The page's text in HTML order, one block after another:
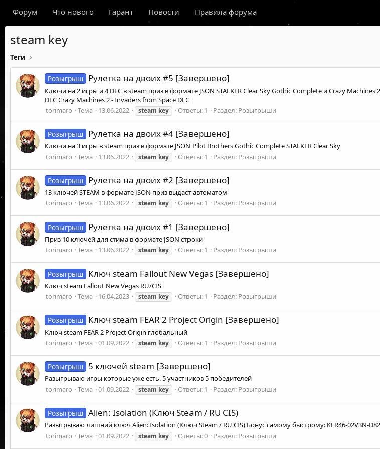
Форум Что нового Гарант Новости Правила форума
steam key
Теги
Розыгрыш Рулетка на двоих #5 [Завершено]
Ключи на 2 игры и 4 DLC в steam приз в формате JSON STALKER Clear Sky Gothic Complete и Crazy
DLC Crazy Machines 2 - Invaders from Space DLC
torimaro
Тема 13.06.2022 steam key Ответы: 1 Раздел: Розыгрыши
Розыгрыш Рулетка на двоих #4 [Завершено]
Ключи на 3 игры в steam приз в формате JSON Pilot Brothers Gothic Complete STALKER Clear Sky
torimaro
Тема 13.06.2022 steam key Ответы: 1 Раздел: Розыгрыши
Розыгрыш Рулетка на двоих #2 [Завершено]
13 ключей STEAM в формате JSON приз выдаст автоматом
torimaro
Тема 13.06.2022 steam key Ответы: 1 Раздел: Розыгрыши
Розыгрыш Рулетка на двоих #1 [Завершено]
Приз 10 ключей для стима в формате JSON строки
torimaro
Тема 13.06.2022 steam key Ответы: 1 Раздел: Розыгрыши
Розыгрыш Ключ steam Fallout New Vegas [Завершено]
Ключ steam Fallout New Vegas RU/CIS
torimaro
Тема 16.04.2023 steam key Ответы: 1 Раздел: Розыгрыши
Розыгрыш Ключ steam FEAR 2 Project Origin [Завершено]
Ключ steam FEAR 2 Project Origin глобальный
torimaro
Тема 01.09.2022 steam key Ответы: 1 Раздел: Розыгрыши
Розыгрыш 5 ключей steam [Завершено]
Разыгрываю игры которые уже есть. 5 участников 5 победителей
torimaro
Тема 01.09.2022 steam key Ответы: 1 Раздел: Розыгрыши
Розыгрыш Alien: Isolation (Ключ Steam / RU CIS)
Разыгрываю лишний ключ Alien: Isolation (Ключ Steam / RU CIS) Бонус самому быстрому: KFR46-02V3N-
torimaro
Тема 01.09.2022 steam key Ответы: 0 Раздел: Розыгрыши